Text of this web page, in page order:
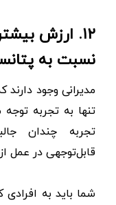
۱۲. ارزش
نسبت به
مدیرانی وجود
تنها به تجربه
تجربه چندان
قابل‌توجهی در عمل
شما باید به